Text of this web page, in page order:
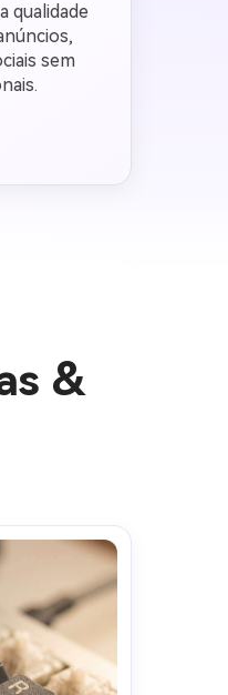
qualidade
sem
&